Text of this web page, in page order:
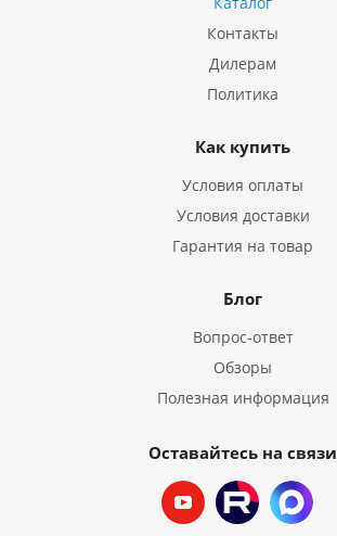
Контакты
Дилерам
Политика
Как купить
Условия оплаты
Условия доставки
Гарантия на товар
Блог
Вопрос-ответ
Обзоры
Полезная информация
Оставайтесь на связи